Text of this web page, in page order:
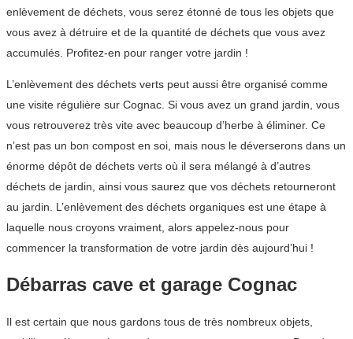
enlèvement de déchets, vous serez étonné de tous les objets que
vous avez à détruire et de la quantité de déchets que vous avez
accumulés. Profitez-en pour ranger votre jardin !
L’enlèvement des déchets verts peut aussi être organisé comme
une visite régulière sur Cognac. Si vous avez un grand jardin, vous
vous retrouverez très vite avec beaucoup d’herbe à éliminer. Ce
n’est pas un bon compost en soi, mais nous le déverserons dans un
énorme dépôt de déchets verts où il sera mélangé à d’autres
déchets de jardin, ainsi vous saurez que vos déchets retourneront
au jardin. L’enlèvement des déchets organiques est une étape à
laquelle nous croyons vraiment, alors appelez-nous pour
commencer la transformation de votre jardin dès aujourd’hui !
Débarras cave et garage Cognac
Il est certain que nous gardons tous de très nombreux objets,